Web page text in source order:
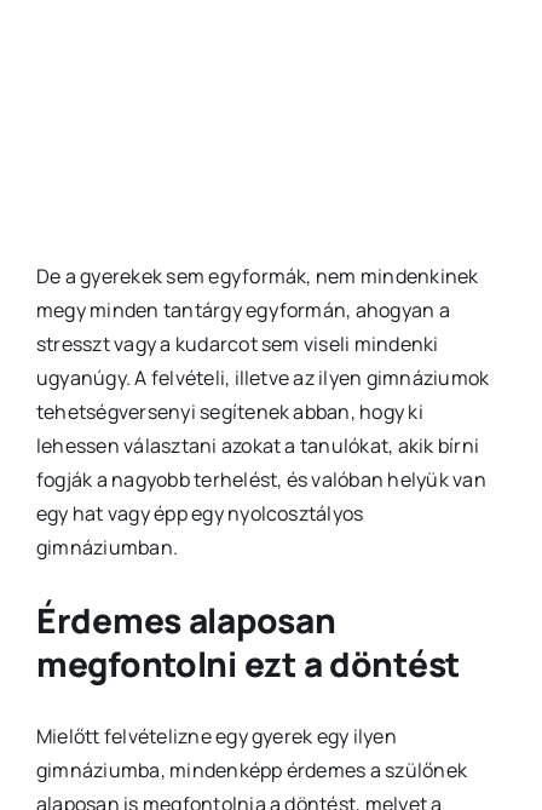
De a gyerekek sem egyformák, nem mindenkinek
megy minden tantárgy egyformán, ahogyan a
stresszt vagy a kudarcot sem viseli mindenki
ugyanúgy. A felvételi, illetve az ilyen gimnáziumok
tehetségversenyi segítenek abban, hogy ki
lehessen választani azokat a tanulókat, akik bírni
fogják a nagyobb terhelést, és valóban helyük van
egy hat vagy épp egy nyolcosztályos
gimnáziumban.
Érdemes alaposan
megfontolni ezt a döntést
Mielőtt felvételizne egy gyerek egy ilyen
gimnáziumba, mindenképp érdemes a szülőnek
alaposan is megfontolnia a döntést, melyet a